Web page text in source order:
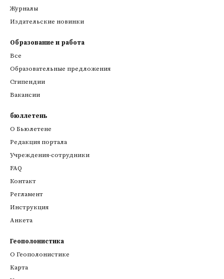
Журналы
Издательские новинки
Образование и работа
Все
Образовательные предложения
Стипендии
Вакансии
бюллетень
О Бьюлетене
Редакция портала
Учреждения-сотрудники
FAQ
Контакт
Регламент
Инструкция
Анкета
Геополонистика
О Геополонистике
Kарта